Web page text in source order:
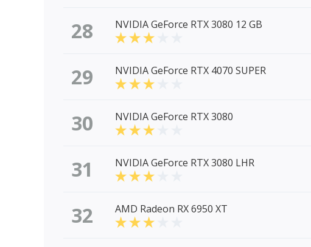
28 NVIDIA GeForce RTX 3080 12 GB
29 NVIDIA GeForce RTX 4070 SUPER
30 NVIDIA GeForce RTX 3080
31 NVIDIA GeForce RTX 3080 LHR
32 AMD Radeon RX 6950 XT